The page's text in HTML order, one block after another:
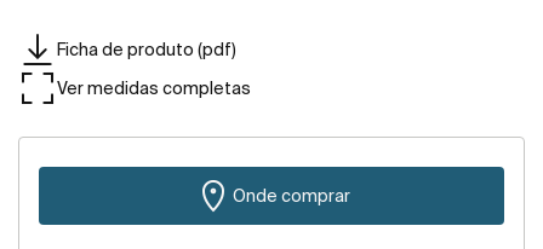
Ficha de produto (pdf)
Ver medidas completas
Onde comprar